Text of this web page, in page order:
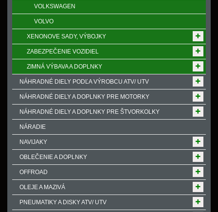
VOLKSWAGEN
VOLVO
XENONOVE SADY, VÝBOJKY
ZABEZPEČENIE VOZIDIEL
ZIMNÁ VÝBAVA A DOPLNKY
NÁHRADNÉ DIELY PODĽA VÝROBCU ATV/ UTV
NÁHRADNÉ DIELY A DOPLNKY PRE MOTORKY
NÁHRADNÉ DIELY A DOPLNKY PRE ŠTVORKOLKY
NÁRADIE
NAVIJAKY
OBLEČENIE A DOPLNKY
OFFROAD
OLEJE A MAZIVÁ
PNEUMATIKY A DISKY ATV/ UTV